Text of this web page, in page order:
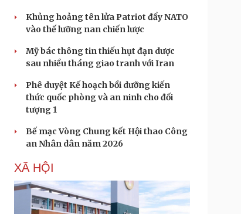
Khủng hoảng tên lửa Patriot đẩy NATO
vào thế lưỡng nan chiến lược
Mỹ bác thông tin thiếu hụt đạn dược
sau nhiều tháng giao tranh với Iran
Phê duyệt Kế hoạch bồi dưỡng kiến
thức quốc phòng và an ninh cho đối
tượng 1
Bế mạc Vòng Chung kết Hội thao Công
an Nhân dân năm 2026
XÃ HỘI